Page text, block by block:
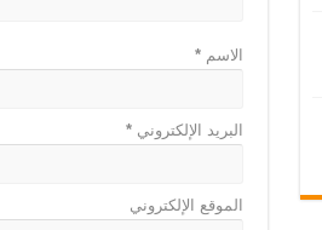
الاسم*
البريد الإلكتروني*
الموقع الإلكتروني